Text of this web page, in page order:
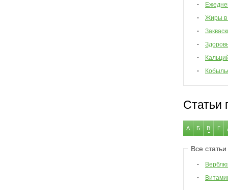
Жиры в
Статьи
А Б В Г
Все